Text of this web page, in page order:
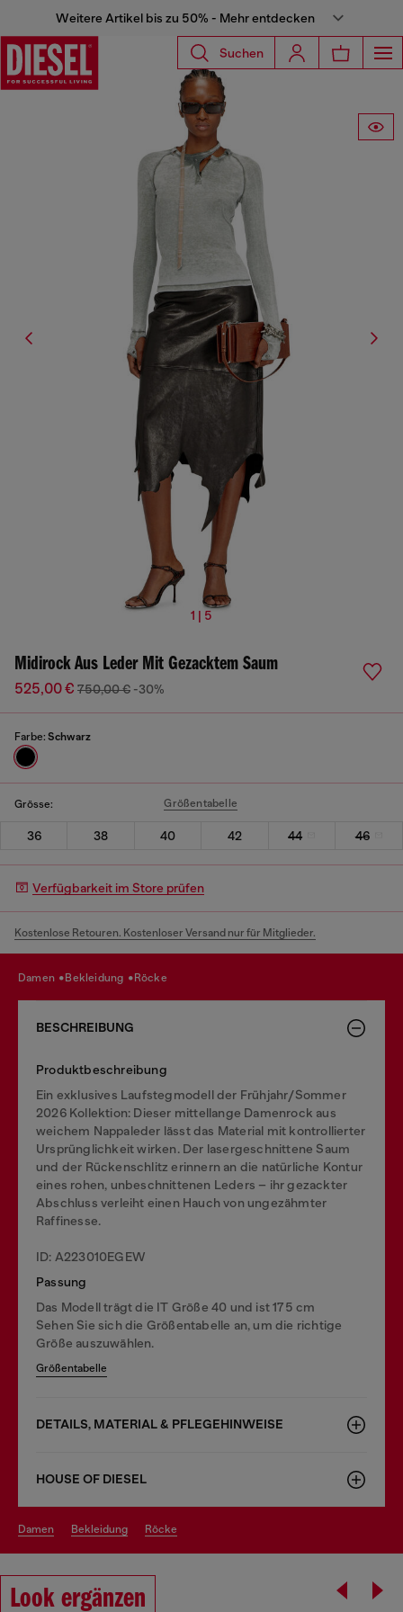
Weitere Artikel bis zu 50% - Mehr entdecken
Suchen
1 | 5
Midirock Aus Leder Mit Gezacktem Saum
525,00 € 750,00 € -30%
Farbe: Schwarz
Grösse: Größentabelle
36 38 40 42 44 46
Verfügbarkeit im Store prüfen
Kostenlose Retouren. Kostenloser Versand nur für Mitglieder.
damen bekleidung röcke
BESCHREIBUNG
Produktbeschreibung
Ein exklusives Laufstegmodell der Frühjahr/Sommer
2026 Kollektion: Dieser mittellange Damenrock aus
weichem Nappaleder lässt das Material mit kontrollierter
Ursprünglichkeit wirken. Der lasergeschnittene Saum
und der Rückenschlitz erinnern an die natürliche Kontur
eines rohen, unbeschnittenen Leders – ihr gezackter
Abschluss verleiht einen Hauch von ungezähmter
Raffinesse.
ID: A223010EGEW
Passung
Das Modell trägt die IT Größe 40 und ist 175 cm
Sehen Sie sich die Größentabelle an, um die richtige
Größe auszuwählen.
Größentabelle
DETAILS, MATERIAL & PFLEGEHINWEISE
HOUSE OF DIESEL
damen bekleidung röcke
Look ergänzen